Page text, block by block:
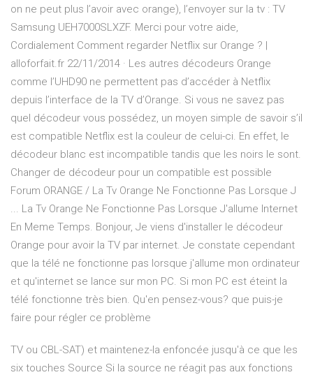
on ne peut plus l’avoir avec orange), l’envoyer sur la tv : TV
Samsung UEH7000SLXZF. Merci pour votre aide,
Cordialement Comment regarder Netflix sur Orange ? |
alloforfait.fr 22/11/2014 · Les autres décodeurs Orange
comme l’UHD90 ne permettent pas d’accéder à Netflix
depuis l’interface de la TV d’Orange. Si vous ne savez pas
quel décodeur vous possédez, un moyen simple de savoir s’il
est compatible Netflix est la couleur de celui-ci. En effet, le
décodeur blanc est incompatible tandis que les noirs le sont.
Changer de décodeur pour un compatible est possible
Forum ORANGE / La Tv Orange Ne Fonctionne Pas Lorsque J
... La Tv Orange Ne Fonctionne Pas Lorsque J'allume Internet
En Meme Temps. Bonjour, Je viens d'installer le décodeur
Orange pour avoir la TV par internet. Je constate cependant
que la télé ne fonctionne pas lorsque j'allume mon ordinateur
et qu'internet se lance sur mon PC. Si mon PC est éteint la
télé fonctionne très bien. Qu'en pensez-vous? que puis-je
faire pour régler ce problème
TV ou CBL-SAT) et maintenez-la enfoncée jusqu'à ce que les
six touches Source Si la source ne réagit pas aux fonctions